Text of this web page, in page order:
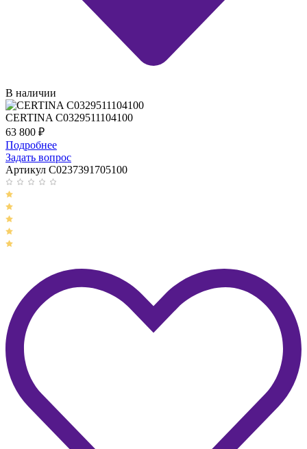
В наличии
CERTINA C0329511104100
63 800 ₽
Подробнее
Задать вопрос
Артикул C0237391705100